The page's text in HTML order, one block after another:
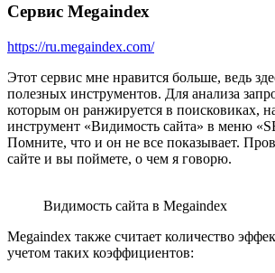
Сервис Megaindex
https://ru.megaindex.com/
Этот сервис мне нравится больше, ведь
полезных инструментов. Для анализа
которым он ранжируется в поисковиках,
инструмент «Видимость сайта» в меню
Помните, что и он не все показывает.
сайте и вы поймете, о чем я говорю.
Видимость сайта в Megaindex
Megaindex также считает количество
учетом таких коэффициентов: